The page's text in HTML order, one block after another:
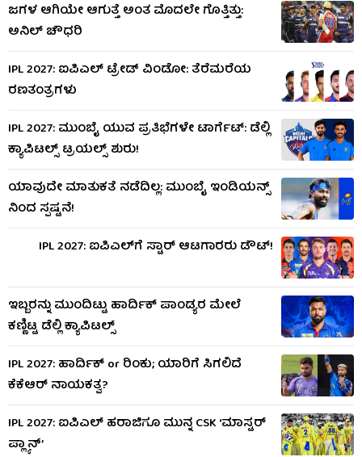
ಜಗಳ ಆಗಿಯೇ ಆಗುತ್ತೆ ಅಂತ ಮೊದಲೇ ಗೊತ್ತಿತ್ತು:
ಅನಿಲ್ ಚೌಧರಿ
IPL 2027: ಐಪಿಎಲ್ ಟ್ರೇಡ್ ವಿಂಡೋ: ತೆರೆಮರೆಯ
ರಣತಂತ್ರಗಳು
IPL 2027: ಮುಂಬೈ ಯುವ ಪ್ರತಿಭೆಗಳೇ ಟಾರ್ಗೆಟ್: ಡೆಲ್ಲಿ
ಕ್ಯಾಪಿಟಲ್ಸ್ ಟ್ರಯಲ್ಸ್ ಶುರು!
ಯಾವುದೇ ಮಾತುಕತೆ ನಡೆದಿಲ್ಲ: ಮುಂಬೈ ಇಂಡಿಯನ್ಸ್​
ನಿಂದ ಸ್ಪಷ್ಟನೆ!
IPL 2027: ಐಪಿಎಲ್​ಗೆ ಸ್ಟಾರ್ ಆಟಗಾರರು ಡೌಟ್!
ಇಬ್ಬರನ್ನು ಮುಂದಿಟ್ಟು ಹಾರ್ದಿಕ್ ಪಾಂಡ್ಯರ ಮೇಲೆ
ಕಣ್ಣಿಟ್ಟ ಡೆಲ್ಲಿ ಕ್ಯಾಪಿಟಲ್ಸ್
IPL 2027: ಹಾರ್ದಿಕ್ or ರಿಂಕು; ಯಾರಿಗೆ ಸಿಗಲಿದೆ
ಕೆಕೆಆರ್ ನಾಯಕತ್ವ?
IPL 2027: ಐಪಿಎಲ್ ಹರಾಜಿಗೂ ಮುನ್ನ CSK ‘ಮಾಸ್ಟರ್​
ಪ್ಲ್ಯಾನ್’